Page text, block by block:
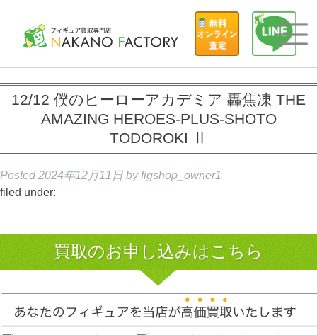
12/12 僕のヒーローアカデミア 轟焦凍 THE
AMAZING HEROES-PLUS-SHOTO
TODOROKI Ⅱ
Posted 2024年12月11日 by figshop_owner1
filed under:
買取のお申し込みはこちら